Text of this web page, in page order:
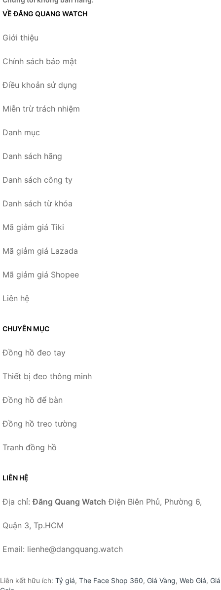
VỀ ĐĂNG QUANG WATCH
Giới thiệu
Chính sách bảo mật
Điều khoản sử dụng
Miễn trừ trách nhiệm
Danh mục
Danh sách hãng
Danh sách công ty
Danh sách từ khóa
Mã giảm giá Tiki
Mã giảm giá Lazada
Mã giảm giá Shopee
Liên hệ
CHUYÊN MỤC
Đồng hồ đeo tay
Thiết bị đeo thông minh
Đồng hồ để bàn
Đồng hồ treo tường
Tranh đồng hồ
LIÊN HỆ
Địa chỉ:Đăng Quang Watch Điện Biên Phủ, Phường 6,
Quận 3, Tp.HCM
Email: lienhe@dangquang.watch
Liên kết hữu ích: Tỷ giá, The Face Shop 360, Giá Vàng, Web Giá, Giá